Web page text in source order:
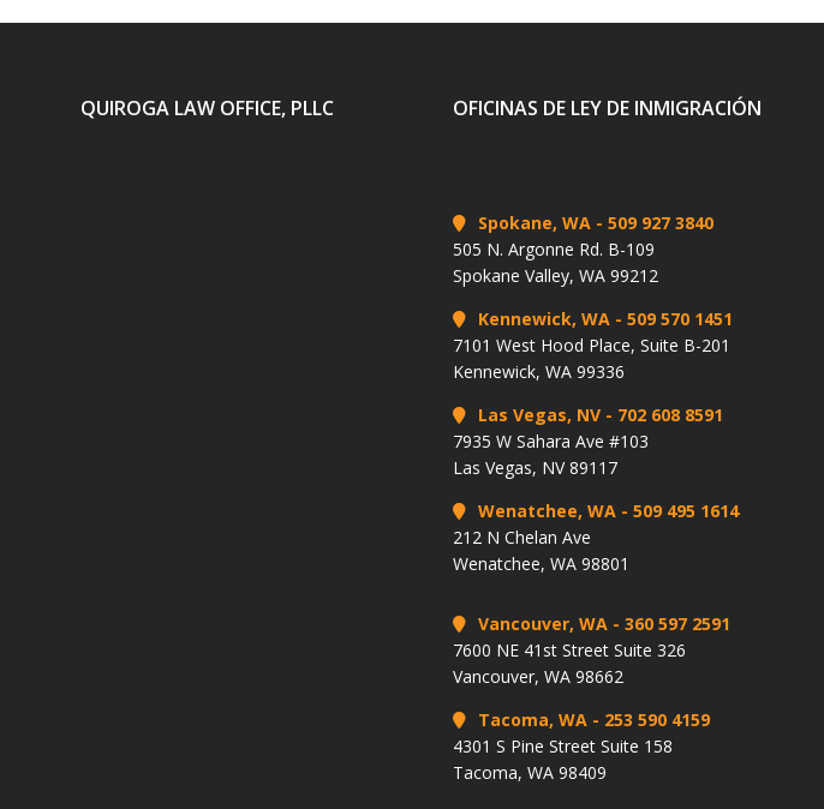
QUIROGA LAW OFFICE, PLLC OFICINAS DE LEY DE INMIGRACIÓN
Spokane, WA - 509 927 3840
505 N. Argonne Rd. B-109
Spokane Valley, WA 99212
Kennewick, WA - 509 570 1451
7101 West Hood Place, Suite B-201
Kennewick, WA 99336
Las Vegas, NV - 702 608 8591
7935 W Sahara Ave #103
Las Vegas, NV 89117
Wenatchee, WA - 509 495 1614
212 N Chelan Ave
Wenatchee, WA 98801
Vancouver, WA - 360 597 2591
7600 NE 41st Street Suite 326
Vancouver, WA 98662
Tacoma, WA - 253 590 4159
4301 S Pine Street Suite 158
Tacoma, WA 98409